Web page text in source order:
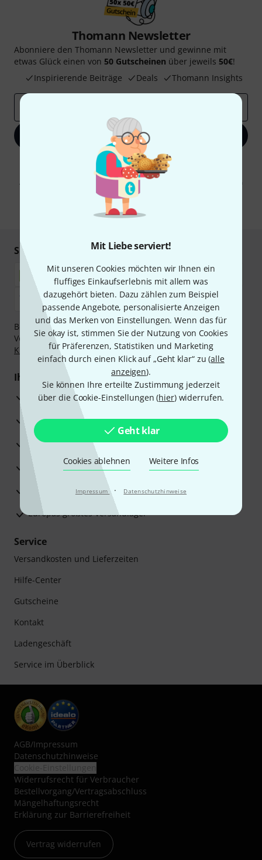
Mit Liebe serviert!
Mit unseren Cookies möchten wir Ihnen ein
fluffiges Einkaufserlebnis mit allem was
dazugehört bieten. Dazu zählen zum Beispiel
passende Angebote, personalisierte Anzeigen
und das Merken von Einstellungen. Wenn das für
Sie okay ist, stimmen Sie der Nutzung von Cookies
für Präferenzen, Statistiken und Marketing
einfach durch einen Klick auf „Geht klar“ zu (alle
anzeigen).
Sie können Ihre erteilte Zustimmung jederzeit
über die Cookie-Einstellungen (hier) widerrufen.
Geht klar
Cookies ablehnen Weitere Infos
Impressum · Datenschutzhinweise
Thomann Newsletter
Abonniere den Thomann Newsletter und gewinne mit
etwas Glück einen von 50 Gutscheinen über jeweils 50€!
Inspirierende Beiträge
Deals Thomann Insights
Jetzt anmelden
Mit Klick auf „Jetzt anmelden“ stimmen Sie dem Erhalt von E-Mail-
Werbung und einer Messung des E-Mail-Nutzungsverhaltens zu. Die
Abmeldung ist jederzeit möglich. Weitere Informationen finden Sie in
unseren
Datenschutzhinweisen
* Pflichtfeld
Sicher einkaufen & bezahlen
Bezahlen Sie vertraulich und sicher per Nachnahme,
Vorkasse, PayPal, Amazon Pay,Klarna Sofort bezahlen,
Klarna Ratenzahlungoder Kreditkarte.
Ihre Vorteile
3 Jahre Thomann Garantie
30 Tage Money-Back-Garantie
Reparaturservice
Beratung durch Fachexperten
Zufriedenheitsgarantie
Europas größtes Versandlager
Service
Versandkosten und Lieferzeiten
Hilfe-Center
Gutscheine
Kontakt
Ladengeschäft
Service im Überblick
AGB/Impressum
Datenschutzhinweise
Widerrufsrecht für Verbraucher
Bestellvorgang/Vertragsabschluss
Mängelhaftungsrecht
Erklärung zur Barrierefreiheit
Vertrag widerrufen